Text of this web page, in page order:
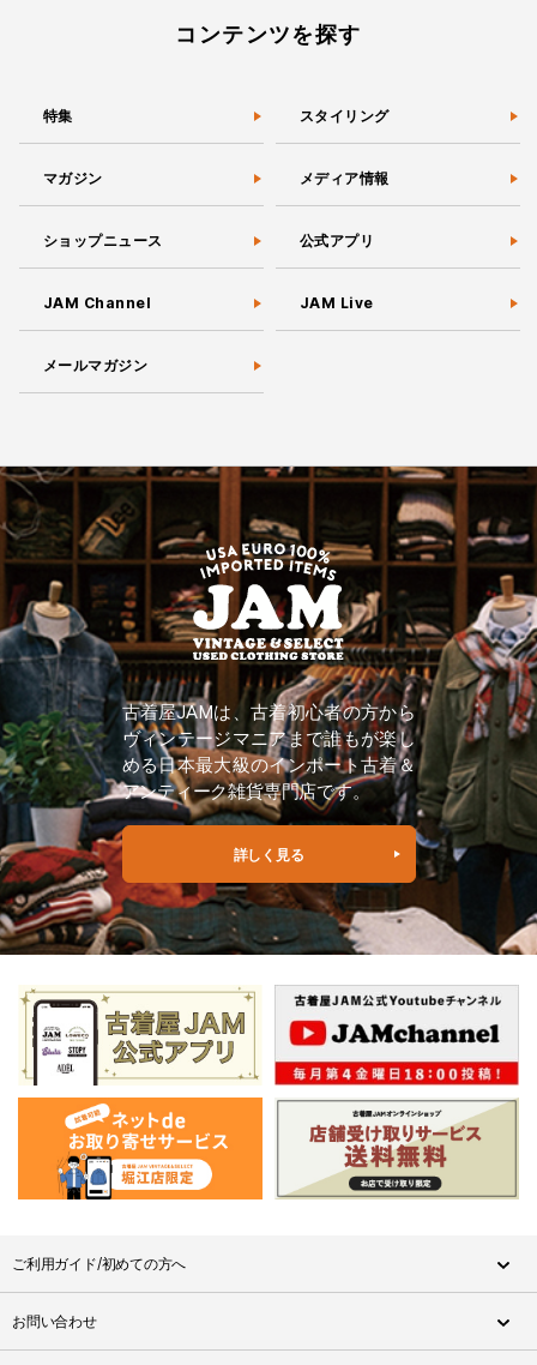
コンテンツを探す
特集 スタイリング
マガジン メディア情報
ショップニュース 公式アプリ
JAM Channel JAM Live
メールマガジン
古着屋JAMは、古着初心者の方から
ヴィンテージマニアまで誰もが楽し
める日本最大級のインポート古着＆
アンティーク雑貨専門店です。
詳しく見る
ご利用ガイド/初めての方へ
お問い合わせ